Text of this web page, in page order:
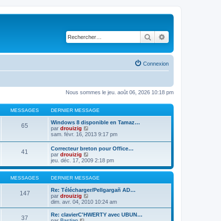
Rechercher
Connexion
Nous sommes le jeu. août 06, 2026 10:18 pm
MESSAGES DERNIER MESSAGE
65
Windows 8 disponible en Tamaz…
par drouizig
o
u
l
t
e
r
l
d
e
r
n
i
sam. févr. 16, 2013 9:17 pm
41
Correcteur breton pour Office…
par drouizig
o
n
s
u
l
t
r
l
e
jeu. déc. 17, 2009 2:18 pm
MESSAGES DERNIER MESSAGE
147
Re: Télécharger/Pellgargañ AD…
par drouizig
o
n
s
dim. avr. 04, 2010 10:24 am
37
Re: clavierC'HWERTY avec UBUN…